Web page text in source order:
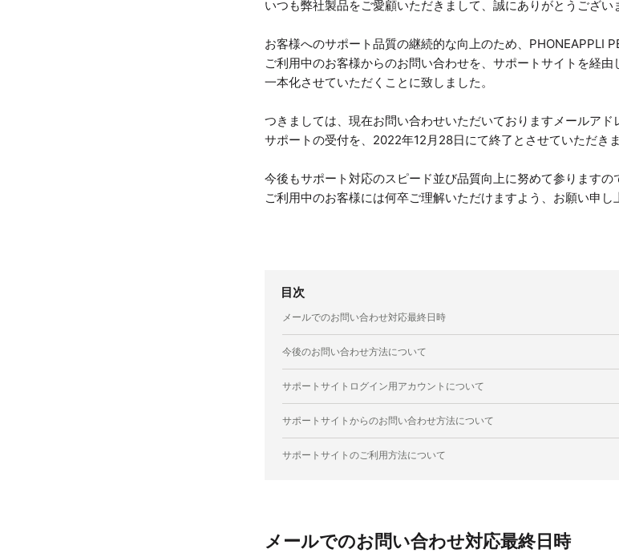
いつも弊社製品をご愛顧いただきまして、誠にありがとうござい
お客様へのサポート品質の継続的な向上のため、PHONEAPPLI
ご利用中のお客様からのお問い合わせを、サポートサイトを経由
一本化させていただくことに致しました。
つきましては、現在お問い合わせいただいておりますメールアド
サポートの受付を、2022年12月28日にて終了とさせていただきま
今後もサポート対応のスピード並び品質向上に努めて参りますの
ご利用中のお客様には何卒ご理解いただけますよう、お願い申し
目次
メールでのお問い合わせ対応最終日時
今後のお問い合わせ方法について
サポートサイトログイン用アカウントについて
サポートサイトからのお問い合わせ方法について
サポートサイトのご利用方法について
メールでのお問い合わせ対応最終日時